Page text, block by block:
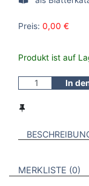
Preis: 0,00 €
Produkt ist auf
In
VERWEISE AUF
MERKLISTE 0